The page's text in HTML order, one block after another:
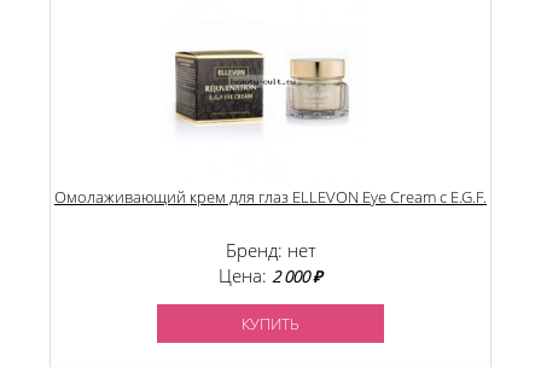
Омолаживающий крем для глаз ELLEVON Eye Cream с E.G.F.
Бренд: нет
Цена: 2 000 ₽
КУПИТЬ